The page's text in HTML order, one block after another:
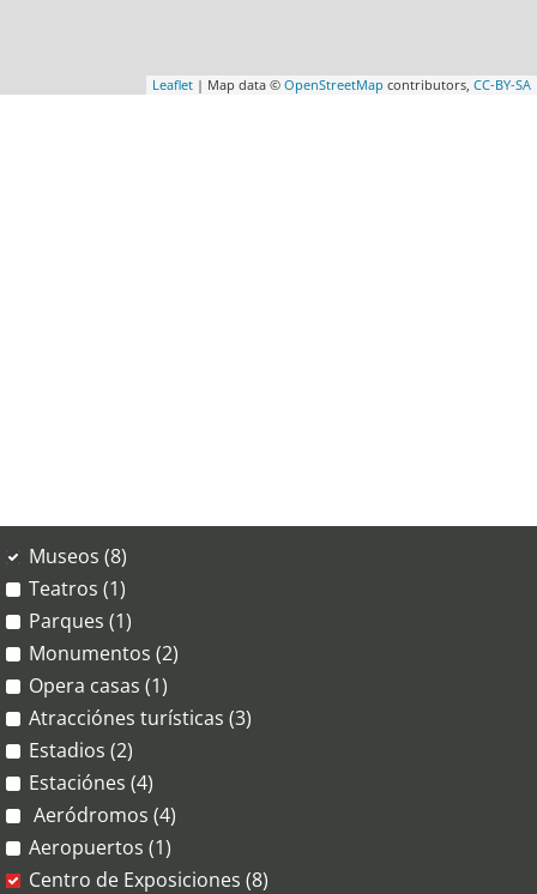
Leaflet | Map data © OpenStreetMap contributors, CC-BY-SA
Museos (8)
Teatros (1)
Parques (1)
Monumentos (2)
Opera casas (1)
Atracciónes turísticas (3)
Estadios (2)
Estaciónes (4)
Aeródromos (4)
Aeropuertos (1)
Centro de Exposiciones (8)